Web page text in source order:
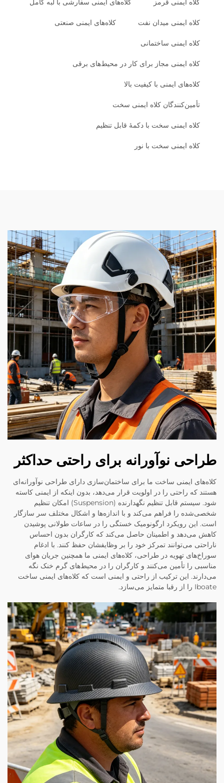
کلاه ایمنی قرمز کلاه‌های ایمنی سفارشی با لبه کامل
کلاه ایمنی میدان نفت کلاه‌های ایمنی صنعتی
کلاه ایمنی ساختمانی
کلاه ایمنی مجاز برای کار در محیط‌های برقی
کلاه‌های ایمنی با کیفیت بالا
تأمین‌کنندگان کلاه ایمنی سخت
کلاه ایمنی سخت با دکمهٔ قابل تنظیم
کلاه ایمنی سخت با نور
طراحی نوآورانه برای راحتی حداکثر
کلاه‌های ایمنی ساخت ما برای ساختمان‌سازی دارای طراحی نوآورانه‌ای
هستند که راحتی را در اولویت قرار می‌دهد، بدون اینکه از ایمنی کاسته
شود. سیستم قابل تنظیم نگهدارنده (Suspension) امکان تنظیم
شخصی‌شده را فراهم می‌کند و با اندازه‌ها و اشکال مختلف سر سازگار
است. این رویکرد ارگونومیک خستگی را در ساعات طولانی پوشیدن
کاهش می‌دهد و اطمینان حاصل می‌کند که کارگران بدون احساس
ناراحتی می‌توانند تمرکز خود را بر وظایفشان حفظ کنند. با ادغام
سوراخ‌های تهویه در طراحی، کلاه‌های ایمنی ما همچنین جریان هوای
مناسبی را تأمین می‌کنند و کارگران را در محیط‌های گرم خنک نگه
می‌دارند. این ترکیب از راحتی و ایمنی است که کلاه‌های ایمنی ساخت
Iboate را از رقبا متمایز می‌سازد.